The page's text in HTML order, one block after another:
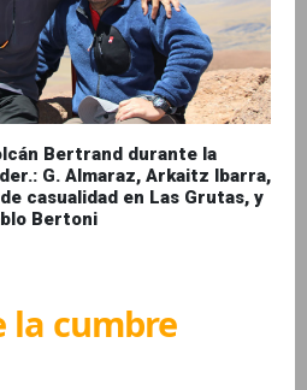
Bertrand durante la
G. Almaraz, Arkaitz Ibarra,
casualidad en Las Grutas, y
Bertoni
la cumbre